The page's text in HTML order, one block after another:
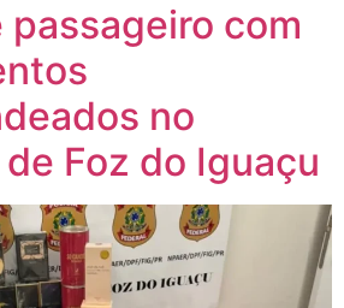
passageiro com
no
Foz do Iguaçu